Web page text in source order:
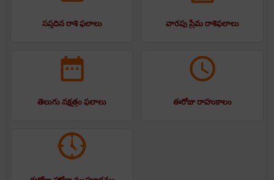
సప్తదిన రాశి ఫలాలు వారపు ప్రేమ రాశిఫలాలు
తెలుగు నక్షత్రం ఫలాలు ఈరోజు రాహుకాలం